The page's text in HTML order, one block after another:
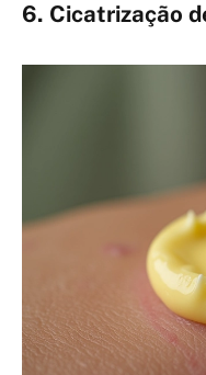
6. Cicatrização